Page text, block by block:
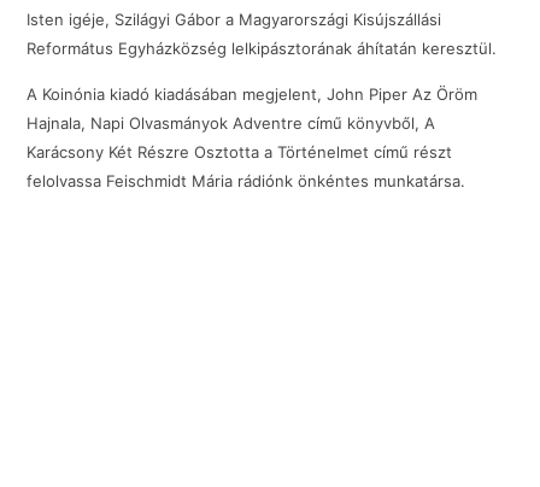
Isten igéje, Szilágyi Gábor a Magyarországi Kisújszállási
Református Egyházközség lelkipásztorának áhítatán keresztül.
A Koinónia kiadó kiadásában megjelent, John Piper Az Öröm
Hajnala, Napi Olvasmányok Adventre című könyvből, A
Karácsony Két Részre Osztotta a Történelmet című részt
felolvassa Feischmidt Mária rádiónk önkéntes munkatársa.